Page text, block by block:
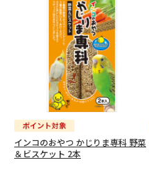
インコのおやつ かじりま専科 野菜
＆ビスケット 2本